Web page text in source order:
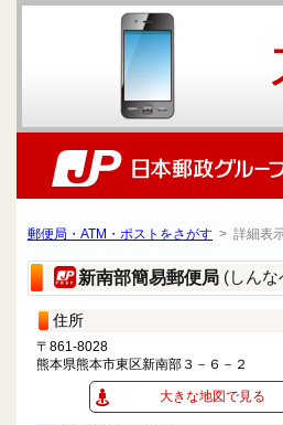
郵便局・ATM・ポストをさがす > 詳細表
新南部簡易郵便局 (しん
住所
〒861-8028
熊本県熊本市東区新南部３－６－２
大きな地図で見る